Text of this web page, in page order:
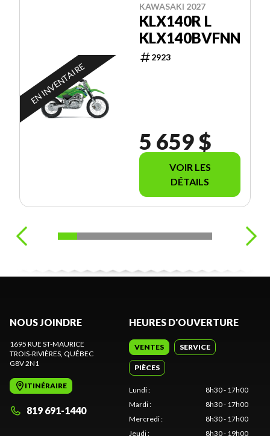
EN INVENTAIRE
KAWASAKI 2027
KLX140R L
KLX140BVFNN
2923
5 659 $
VOIR LES
DÉTAILS
NOUS JOINDRE
1695 RUE ST-MAURICE
TROIS-RIVIÈRES , QUÉBEC
G8V 2N1
ITINÉRAIRE
819 691-1440
HEURES D'OUVERTURE
VENTES SERVICE
PIÈCES
Lundi:
8h30 - 17h00
Mardi:
8h30 - 17h00
Mercredi:
8h30 - 17h00
Jeudi: 8h30 - 19h00